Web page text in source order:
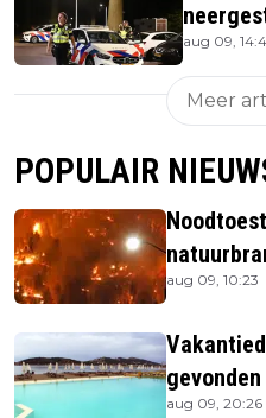
aug 09,
Meer
POPULAIR
vlucht
aug 09, 10:23
aug 09, 20:26